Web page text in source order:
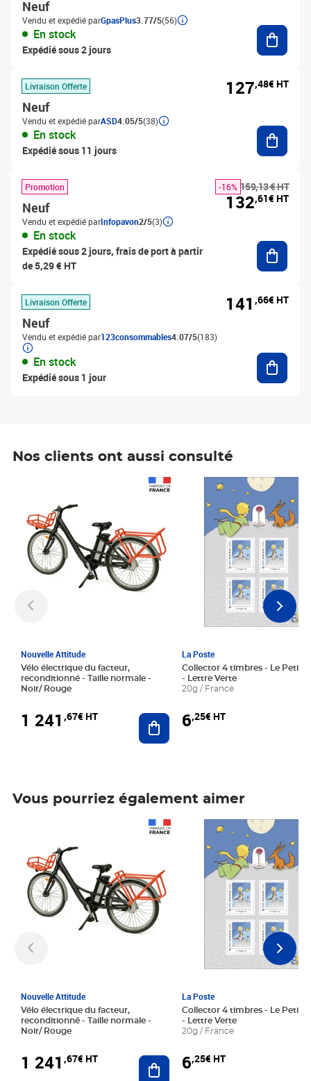
Neuf
Vendu et expédié parGpasPlus3.77/5(56)
En stock
Expédié sous 2 jours
Livraison Offerte
Neuf
Vendu et expédié parASD4.05/5(38)
En stock
Expédié sous 11 jours
127,48€ HT
Promotion
Neuf
Vendu et expédié parInfopavon2/5(3)
En stock
Expédié sous 2 jours, frais de port à partir
de 5,29 € HT
159,13 € HT
-16%
132,61€ HT
Livraison Offerte
Neuf
Vendu et expédié par123consommables4.07/5(183)
En stock
Expédié sous 1 jour
141 ,66€ HT
Nos clients ont aussi consulté
Nouvelle Attitude
Vélo électrique du facteur,
reconditionné - Taille normale -
Noir/ Rouge
1 241 ,67€ HT Ajouter au panier
La Poste
Collector 4 timbres - Le Petit
- Lettre Verte
20g / France
6,25€ HT
Prix 6,25€ HT
Vous pourriez également aimer
Nouvelle Attitude
Vélo électrique du facteur,
reconditionné - Taille normale -
Noir/ Rouge
1 241 ,67€ HT Ajouter au panier
La Poste
Collector 4 timbres - Le Petit
- Lettre Verte
20g / France
6,25€ HT
Prix 6,25€ HT